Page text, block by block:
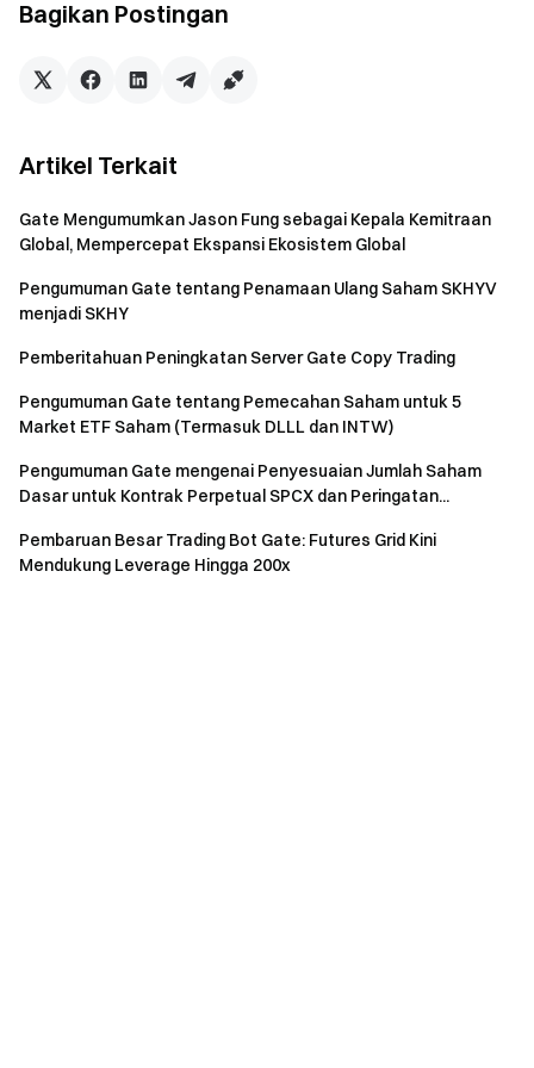
Bagikan Postingan
Artikel Terkait
Gate Mengumumkan Jason Fung sebagai Kepala Kemitraan
Global, Mempercepat Ekspansi Ekosistem Global
Pengumuman Gate tentang Penamaan Ulang Saham SKHYV
menjadi SKHY
Pemberitahuan Peningkatan Server Gate Copy Trading
Pengumuman Gate tentang Pemecahan Saham untuk 5
Market ETF Saham (Termasuk DLLL dan INTW)
Pengumuman Gate mengenai Penyesuaian Jumlah Saham
Dasar untuk Kontrak Perpetual SPCX dan Peringatan...
Pembaruan Besar Trading Bot Gate: Futures Grid Kini
Mendukung Leverage Hingga 200x